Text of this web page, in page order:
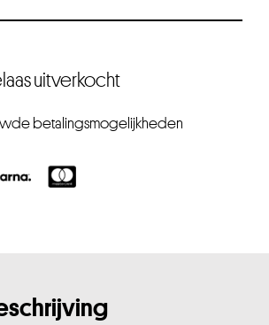
uitverkocht
betalingsmogelijkheden